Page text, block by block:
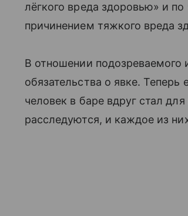
лёгкого вреда здоровью» и
причинением тяжкого вреда
В отношении подозреваемого
обязательства о явке.
человек в баре вдруг стал
расследуются, и каждое из